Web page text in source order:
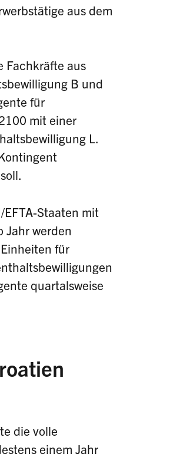
aus dem
Fachkräfte aus
B und
für
mit einer
L.
Staaten mit
Jahr werden
für
quartalsweise
die volle
einem Jahr